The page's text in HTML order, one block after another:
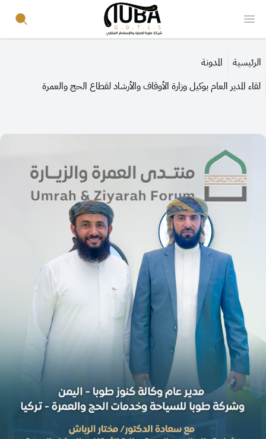
Open menu
Your Company
الرئيسية
المدونة
لقاء المدير العام بوكيل وزارة الأوقاف والأرشاد لقطاع الحج والعمرة